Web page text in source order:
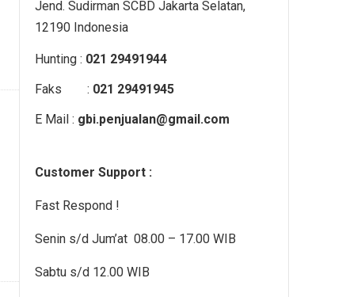
Jend. Sudirman SCBD Jakarta Selatan,
12190 Indonesia
Hunting : 021 29491944
Faks : 021 29491945
E Mail : gbi.penjualan@gmail.com
Customer Support :
Fast Respond !
Senin s/d Jum’at 08.00 – 17.00 WIB
Sabtu s/d 12.00 WIB